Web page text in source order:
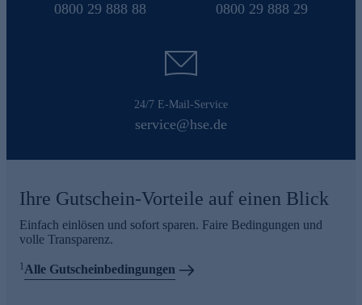
0800 29 888 88 0800 29 888 29
24/7 E-Mail-Service
service@hse.de
Ihre Gutschein-Vorteile auf einen Blick
Einfach einlösen und sofort sparen. Faire Bedingungen und
volle Transparenz.
1Alle Gutscheinbedingungen